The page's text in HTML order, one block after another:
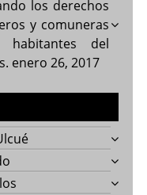
los derechos
y comuneras
del
enero 26, 2017